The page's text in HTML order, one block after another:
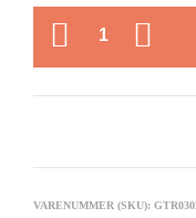
ANTAL
VARENUMMER (SKU):